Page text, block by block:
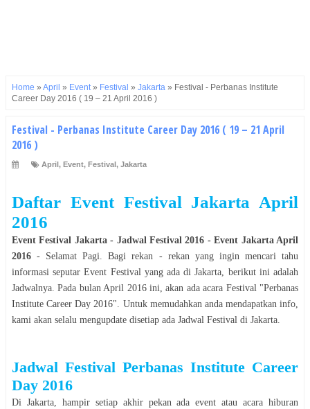
Home » April » Event» Festival » Jakarta » Festival - Perbanas Institute
Career Day 2016 ( 19 – 21 April 2016 )
Festival - Perbanas Institute Career Day 2016 ( 19 – 21 April
2016 )
April, Event, Festival, Jakarta
Daftar Event Festival Jakarta April
2016
EventFestival Jakarta- JadwalFestival 2016 - Event Jakarta April
2016 - SelamatPagi . Bagi rekan - rekan yang ingin mencari tahu
informasi seputar Event Festival yang ada diJakarta , berikut ini adalah
Jadwalnya. Pada bulan April 2016ini, akan ada acara Festival "Perbanas
Institute Career Day 2016". Untuk memudahkan anda mendapatkan info,
kami akan selalu mengupdate disetiap ada Jadwal Festival di Jakarta
Jadwal Festival Perbanas Institute Career
Day 2016
Di Jakarta, hampir setiap akhir pekan ada event atau acara hiburan